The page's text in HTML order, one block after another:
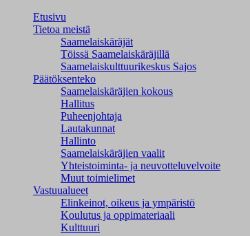
Etusivu
Tietoa meistä
Saamelaiskäräjät
Töissä Saamelaiskäräjillä
Saamelaiskulttuuri­keskus Sajos
Päätöksenteko
Saamelaiskäräjien kokous
Hallitus
Puheenjohtaja
Lautakunnat
Hallinto
Saamelaiskäräjien vaalit
Yhteistoiminta- ja neuvotteluvelvoite
Muut toimielimet
Vastuualueet
Elinkeinot, oikeus ja ympäristö
Koulutus ja oppimateriaali
Kulttuuri